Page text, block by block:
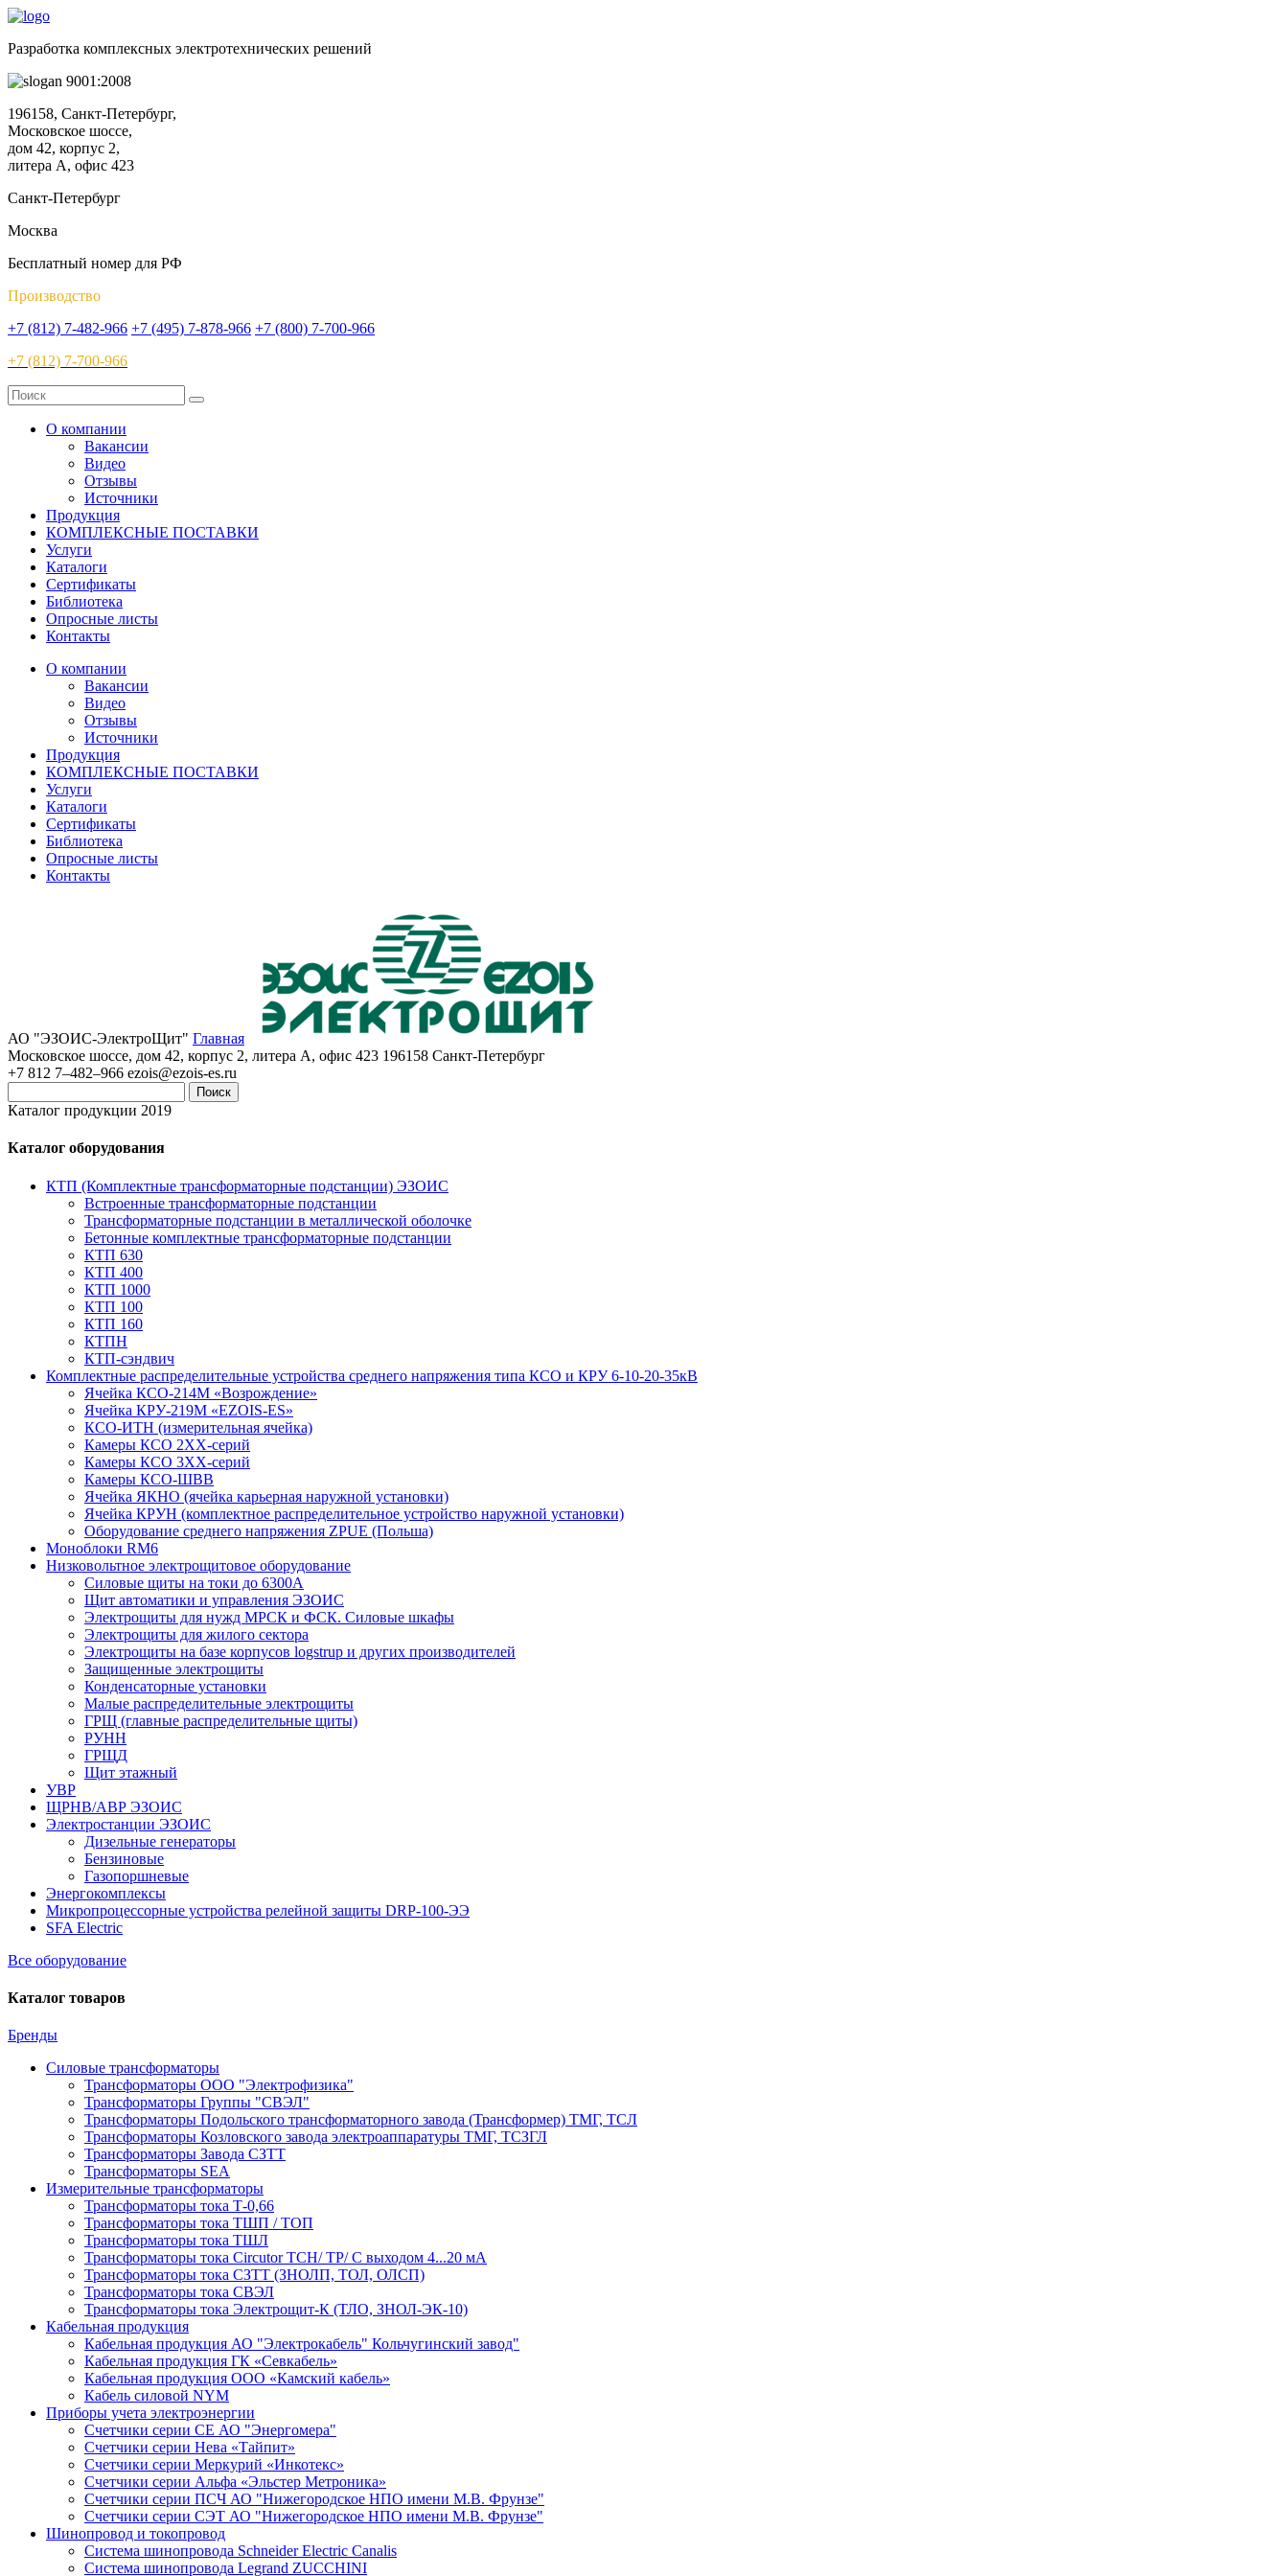
Разработка комплексных электротехнических решений
9001:2008
196158, Санкт-Петербург,
Московское шоссе,
дом 42, корпус 2,
литера А, офис 423
Санкт-Петербург
Москва
Бесплатный номер для РФ
Производство
+7 (812) 7-482-966 +7 (495) 7-878-966 +7 (800) 7-700-966
+7 (812) 7-700-966
О компании
Вакансии
Видео
Отзывы
Источники
Продукция
КОМПЛЕКСНЫЕ ПОСТАВКИ
Услуги
Каталоги
Сертификаты
Библиотека
Опросные листы
Контакты
О компании
Вакансии
Видео
Отзывы
Источники
Продукция
КОМПЛЕКСНЫЕ ПОСТАВКИ
Услуги
Каталоги
Сертификаты
Библиотека
Опросные листы
Контакты
АО "ЭЗОИС-ЭлектроЩит" Главная
Московское шоссе, дом 42, корпус 2, литера А, офис 423 196158 Санкт-Петербург
+7 812 7–482–966 ezois@ezois-es.ru
Поиск
Каталог продукции 2019
Каталог оборудования
КТП (Комплектные трансформаторные подстанции) ЭЗОИС
Встроенные трансформаторные подстанции
Трансформаторные подстанции в металлической оболочке
Бетонные комплектные трансформаторные подстанции
КТП 630
КТП 400
КТП 1000
КТП 100
КТП 160
КТПН
КТП-сэндвич
Комплектные распределительные устройства среднего напряжения типа КСО и КРУ 6-10-20-35кВ
Ячейка КСО-214М «Возрождение»
Ячейка КРУ-219М «EZOIS-ES»
КСО-ИТН (измерительная ячейка)
Камеры КСО 2ХХ-серий
Камеры КСО 3ХХ-серий
Камеры КСО-ШВВ
Ячейка ЯКНО (ячейка карьерная наружной установки)
Ячейка КРУН (комплектное распределительное устройство наружной установки)
Оборудование среднего напряжения ZPUE (Польша)
Моноблоки RM6
Низковольтное электрощитовое оборудование
Силовые щиты на токи до 6300А
Щит автоматики и управления ЭЗОИС
Электрощиты для нужд МРСК и ФСК. Силовые шкафы
Электрощиты для жилого сектора
Электрощиты на базе корпусов logstrup и других производителей
Защищенные электрощиты
Конденсаторные установки
Малые распределительные электрощиты
ГРЩ (главные распределительные щиты)
РУНН
ГРЩД
Щит этажный
УВР
ЩРНВ/АВР ЭЗОИС
Электростанции ЭЗОИС
Дизельные генераторы
Бензиновые
Газопоршневые
Энергокомплексы
Микропроцессорные устройства релейной защиты DRP-100-ЭЭ
SFA Electric
Все оборудование
Каталог товаров
Бренды
Силовые трансформаторы
Трансформаторы ООО "Электрофизика"
Трансформаторы Группы "СВЭЛ"
Трансформаторы Подольского трансформаторного завода (Трансформер) ТМГ, ТСЛ
Трансформаторы Козловского завода электроаппаратуры ТМГ, ТСЗГЛ
Трансформаторы Завода СЗТТ
Трансформаторы SEA
Измерительные трансформаторы
Трансформаторы тока Т-0,66
Трансформаторы тока ТШП / ТОП
Трансформаторы тока ТШЛ
Трансформаторы тока Circutor TCH/ TP/ С выходом 4...20 мА
Трансформаторы тока СЗТТ (ЗНОЛП, ТОЛ, ОЛСП)
Трансформаторы тока СВЭЛ
Трансформаторы тока Электрощит-К (ТЛО, ЗНОЛ-ЭК-10)
Кабельная продукция
Кабельная продукция АО "Электрокабель" Кольчугинский завод"
Кабельная продукция ГК «Севкабель»
Кабельная продукция ООО «Камский кабель»
Кабель силовой NYM
Приборы учета электроэнергии
Счетчики серии СЕ АО "Энергомера"
Счетчики серии Нева «Тайпит»
Счетчики серии Меркурий «Инкотекс»
Счетчики серии Альфа «Эльстер Метроника»
Счетчики серии ПСЧ АО "Нижегородское НПО имени М.В. Фрунзе"
Счетчики серии СЭТ АО "Нижегородское НПО имени М.В. Фрунзе"
Шинопровод и токопровод
Система шинопровода Schneider Electric Canalis
Система шинопровода Legrand ZUCCHINI